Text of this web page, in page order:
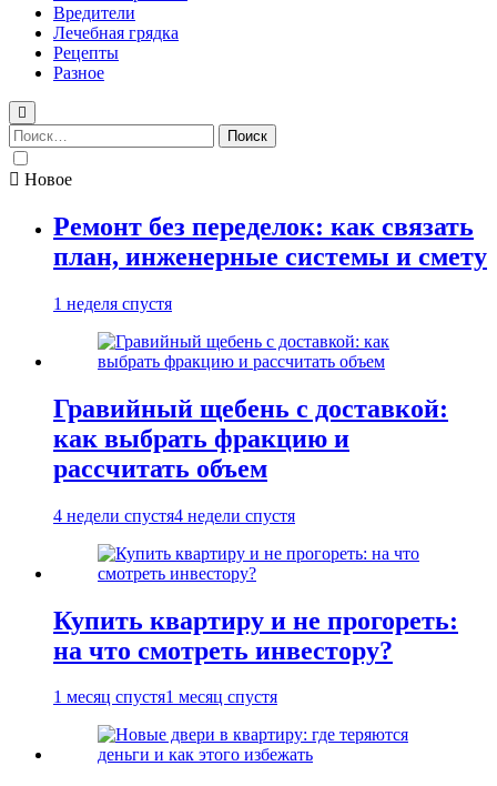
Вредители
Лечебная грядка
Рецепты
Разное
Найти:
Новое
Ремонт без переделок: как связать
план, инженерные системы и смету
1 неделя спустя
Гравийный щебень с доставкой:
как выбрать фракцию и
рассчитать объем
4 недели спустя4 недели спустя
Купить квартиру и не прогореть:
на что смотреть инвестору?
1 месяц спустя1 месяц спустя